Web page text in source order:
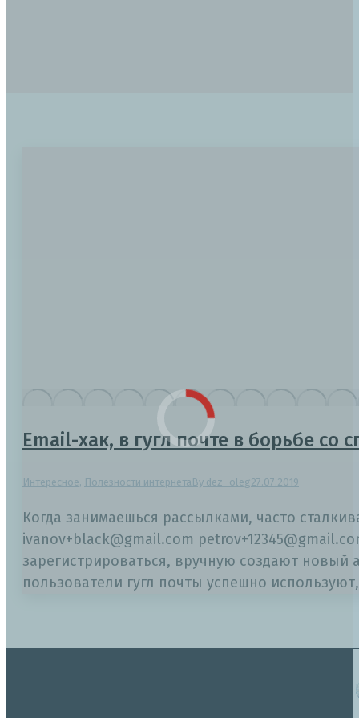
Email-хак, в гугл почте в борьбе со
Интересное, Полезности интернета By dez_oleg 27.07.2019
Когда занимаешься рассылками, часто
ivanov+black@gmail.com
зарегистрироваться, вручную создают
пользователи гугл почты успешно